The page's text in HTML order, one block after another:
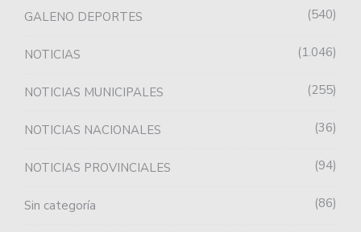
GALENO DEPORTES 540
NOTICIAS 1.046
NOTICIAS MUNICIPALES 255
NOTICIAS NACIONALES 36
NOTICIAS PROVINCIALES 94
Sin categoría 86